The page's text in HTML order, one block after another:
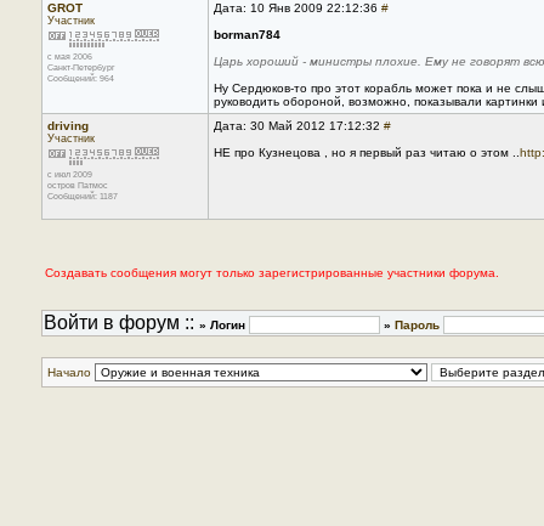
GROT
Участник
с мая 2006
Санкт-Петербург
Сообщений: 964
Дата: 10 Янв 2009 22:12:36 #
borman784
Царь хороший - министры плохие. Ему не говорят всю
Ну Сердюков-то про этот корабль может пока и не
руководить обороной, возможно, показывали картинки
driving
Участник
с июл 2009
остров Патмос
Сообщений: 1187
Дата: 30 Май 2012 17:12:32 #
НЕ про Кузнецова , но я первый раз читаю о этом ..
Создавать сообщения могут только зарегистрированные участники форума.
Войти в форум :: » Логин » Пароль
Начало